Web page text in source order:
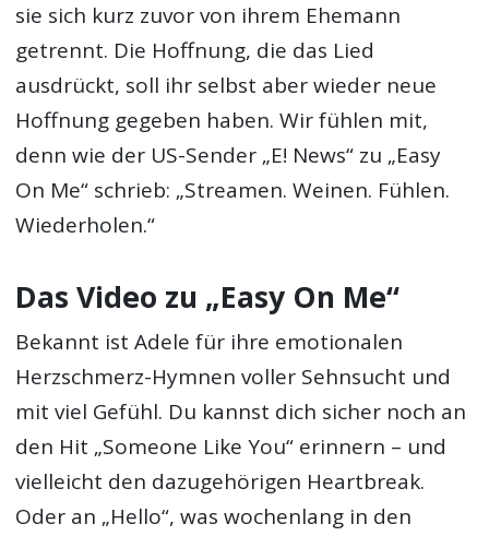
sie sich kurz zuvor von ihrem Ehemann
getrennt. Die Hoffnung, die das Lied
ausdrückt, soll ihr selbst aber wieder neue
Hoffnung gegeben haben. Wir fühlen mit,
denn wie der US-Sender „E! News“ zu „Easy
On Me“ schrieb: „Streamen. Weinen. Fühlen.
Wiederholen.“
Das Video zu „Easy On Me“
Bekannt ist Adele für ihre emotionalen
Herzschmerz-Hymnen voller Sehnsucht und
mit viel Gefühl. Du kannst dich sicher noch an
den Hit „Someone Like You“ erinnern – und
vielleicht den dazugehörigen Heartbreak.
Oder an „Hello“, was wochenlang in den